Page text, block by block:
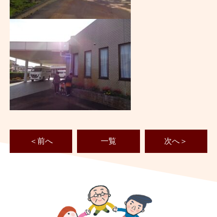
＜前へ 一覧 次へ＞